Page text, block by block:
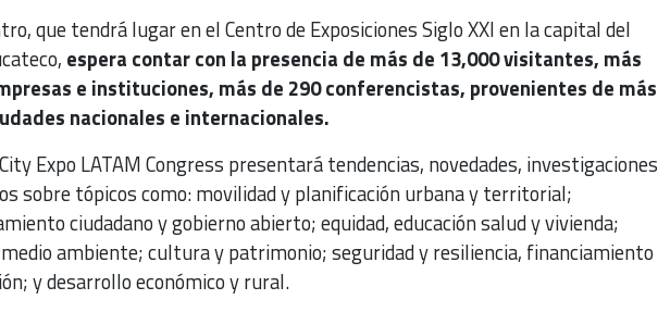
que tendrá lugar en el Centro de Exposiciones Siglo XXI en la capital del
espera contar con la presencia de más de 13,000 visitantes, más
e instituciones, más de 290 conferencistas, provenientes de más
nacionales e internacionales.
Expo LATAM Congress presentará tendencias, novedades, investigaciones
sobre tópicos como: movilidad y planificación urbana y territorial;
ciudadano y gobierno abierto; equidad, educación salud y vivienda;
ambiente; cultura y patrimonio; seguridad y resiliencia, financiamiento
y desarrollo económico y rural.